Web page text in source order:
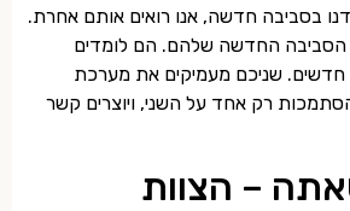
בסביבה חדשה, אנו רואים אותם אחרת.
הסביבה החדשה שלהם. הם לומדים
שניכם מעמיקים את מערכת
רק אחד על השני, ויוצרים קשר